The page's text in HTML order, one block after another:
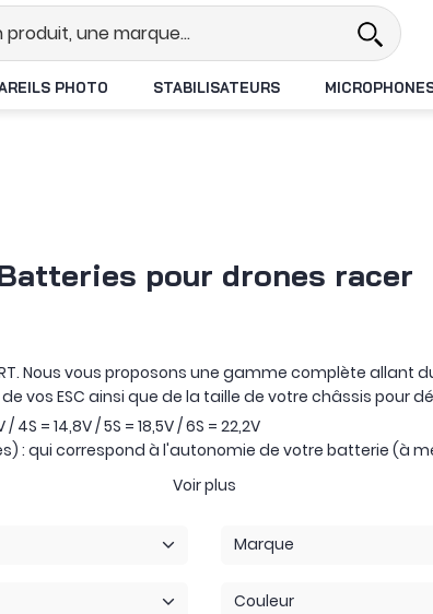
PHOTO STABILISATEURS
pour drones racer
Nous vous proposons une gamme complète allant
vos ESC ainsi que de la taille de votre châssis pour
/ 4S = 14,8V / 5S = 18,5V / 6S = 22,2V
: qui correspond à l'autonomie de votre batterie (à
de votre batterie à donner un boost d'énergie à un
et marques (XT60, BT2.0 etc...). Le connecteur
Voir plus
Marque
Couleur